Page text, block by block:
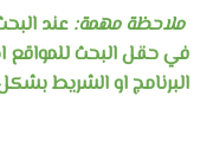
ملاحظة مهمة: عند
في حقل البحث للمواقع
البرنامج او الشريط